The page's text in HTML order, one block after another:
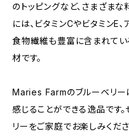
のトッピングなど、さまざま
には、ビタミンCやビタミンE、
食物繊維も豊富に含まれてい
材です。
Maries Farmのブルーベリー
感じることができる逸品です
リーをご家庭でお楽しみくださ